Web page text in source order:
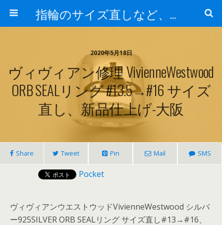
指輪のサイズ直しなど、アクセサリーの修理実例集
2020年5月18日
ヴィヴィアン修理 VivienneWestwood
ORB SEALリング #13.5→#16 サイズ
直し、新品仕上げ-大阪
Share Tweet Pin Mail SMS
Pocket
ヴィヴィアンウエストウッドVivienneWestwood シルバ
ー925SILVER ORB SEALリング サイズ直し#13→#16、